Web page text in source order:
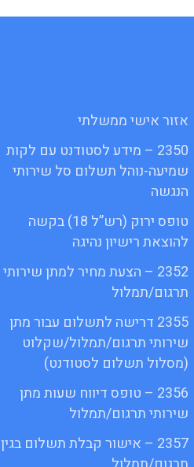
אזור אישי ממשלתי
2350 – מידע לסטודנט עם לקות
שמיעה-נוהל תשלום סל שירותי
הנגשה
טופס ירוק (רש”ל 18) בקשה
להוצאת רישיון נהיגה
2352 – הצעת מחיר למתן שירותי
תרגום/תמלול
2355 דרישה לתשלום עבור מתן
שירותי תרגום/תמלול/שקלוט
(מסלול תשלום לסטודנט)
2356 – טופס דיווח שעות מתן
שירותי תרגום/תמלול
2357 – אישור קבלת תשלום בגין